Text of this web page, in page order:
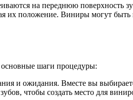
на переднюю поверхность
их положение. Виниры могут
основные шаги процедуры:
и ожидания. Вместе вы
чтобы создать место для